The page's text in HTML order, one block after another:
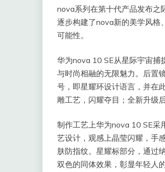
nova系列在第十代产品发布之
逐步构建了nova新的美学风格
可能性。
华为nova 10 SE从星际宇宙捕
与时尚相融的无限魅力。后置
号，即星耀环设计语言，并在
雕工艺，闪耀夺目；全新升级
制作工艺上华为nova 10 SE采
艺设计，观感上晶莹闪耀，手
肤防指纹。星耀标部分，通过
双色的同体效果，彰显年轻人